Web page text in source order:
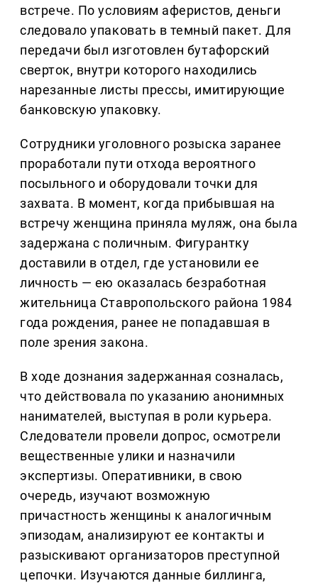
встрече. По условиям аферистов, деньги
следовало упаковать в темный пакет. Для
передачи был изготовлен бутафорский
сверток, внутри которого находились
нарезанные листы прессы, имитирующие
банковскую упаковку.
Сотрудники уголовного розыска заранее
проработали пути отхода вероятного
посыльного и оборудовали точки для
захвата. В момент, когда прибывшая на
встречу женщина приняла муляж, она была
задержана с поличным. Фигурантку
доставили в отдел, где установили ее
личность — ею оказалась безработная
жительница Ставропольского района 1984
года рождения, ранее не попадавшая в
поле зрения закона.
В ходе дознания задержанная созналась,
что действовала по указанию анонимных
нанимателей, выступая в роли курьера.
Следователи провели допрос, осмотрели
вещественные улики и назначили
экспертизы. Оперативники, в свою
очередь, изучают возможную
причастность женщины к аналогичным
эпизодам, анализируют ее контакты и
разыскивают организаторов преступной
цепочки. Изучаются данные биллинга,